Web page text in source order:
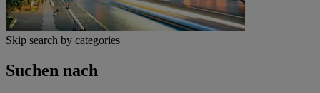
Skip search by categories
Suchen nach